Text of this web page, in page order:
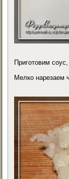
Приготовим
Мелко нарезаем